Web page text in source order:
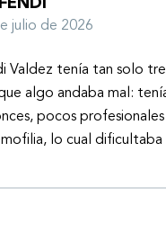
julio de 2026
Valdez tenía tan solo
algo andaba mal:
pocos
lo cual